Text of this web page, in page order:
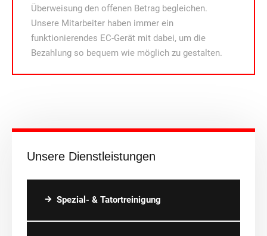
Unsere Dienstleistungen
Spezial- & Tatortreinigung
Überweisung den offenen Betrag begleichen.
Unsere Mitarbeiter haben immer ein
funktionierendes EC-Gerät mit dabei, um die
Bezahlung so bequem wie möglich zu gestalten.